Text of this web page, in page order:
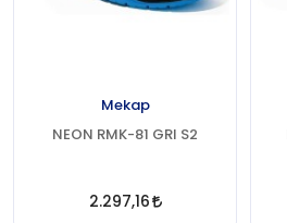
Mekap
NEON RMK-81 GRI S2
2.297,16